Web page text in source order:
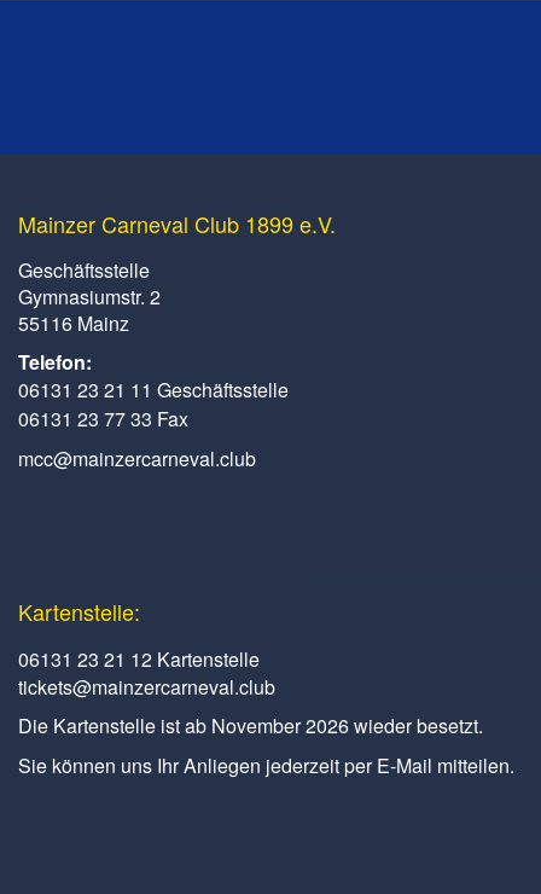
Mainzer Carneval Club 1899 e.V.
Geschäftsstelle
Gymnasiumstr. 2
55116 Mainz
Telefon:
06131 23 21 11 Geschäftsstelle
06131 23 77 33 Fax
mcc@mainzercarneval.club
Kartenstelle:
06131 23 21 12 Kartenstelle
tickets@mainzercarneval.club
Die Kartenstelle ist ab November 2026 wieder besetzt.
Sie können uns Ihr Anliegen jederzeit per E-Mail mitteilen.